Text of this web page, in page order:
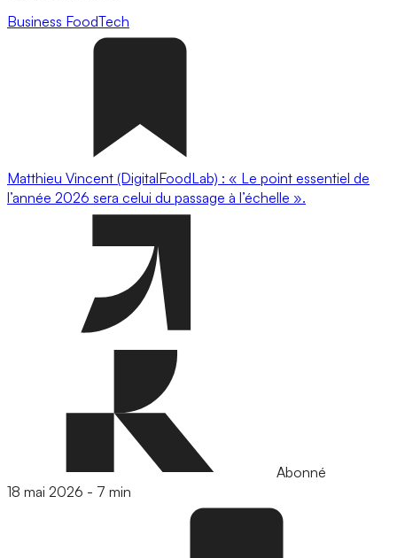
Business FoodTech
Matthieu Vincent (DigitalFoodLab) : « Le point essentiel de
l’année 2026 sera celui du passage à l’échelle ».
Abonné
18 mai 2026 - 7 min